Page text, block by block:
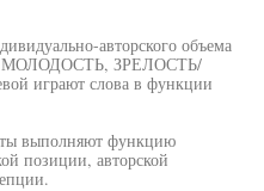
авторского объема
МОЛОДОСТЬ, ЗРЕЛОСТЬ/
играют слова в функции
выполняют функцию
позиции, авторской